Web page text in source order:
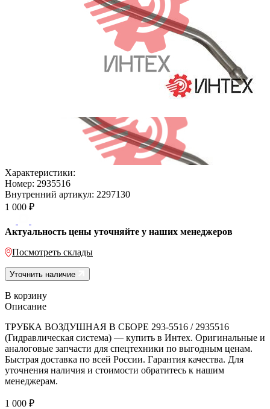
Характеристики:
Номер: 2935516
Внутренний артикул: 2297130
1 000 ₽
Актуальность цены уточняйте у наших менеджеров
Посмотреть склады
Уточнить наличие
В корзину
Описание
ТРУБКА ВОЗДУШНАЯ В СБОРЕ 293-5516 / 2935516
(Гидравлическая система) — купить в Интех. Оригинальные и
аналоговые запчасти для спецтехники по выгодным ценам.
Быстрая доставка по всей России. Гарантия качества. Для
уточнения наличия и стоимости обратитесь к нашим
менеджерам.
1 000 ₽